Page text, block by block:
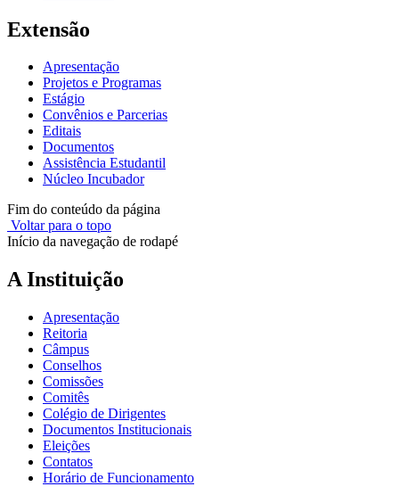
Extensão
Apresentação
Projetos e Programas
Estágio
Convênios e Parcerias
Editais
Documentos
Assistência Estudantil
Núcleo Incubador
Fim do conteúdo da página
Voltar para o topo
Início da navegação de rodapé
A Instituição
Apresentação
Reitoria
Câmpus
Conselhos
Comissões
Comitês
Colégio de Dirigentes
Documentos Institucionais
Eleições
Contatos
Horário de Funcionamento